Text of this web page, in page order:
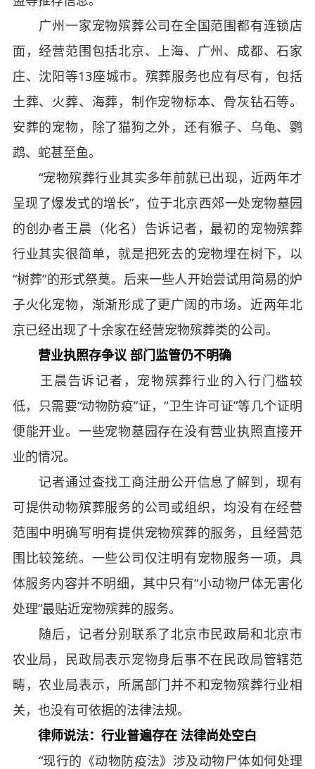
广州一家宠物殡葬公司在全国范围都有连锁店
面，经营范围包括北京、上海、广州、成都、石家
庄、沈阳等13座城市。殡葬服务也应有尽有，包括
土葬、火葬、海葬，制作宠物标本、骨灰钻石等。
安葬的宠物，除了猫狗之外，还有猴子、乌龟、鹦
鹉、蛇甚至鱼。
“宠物殡葬行业其实多年前就已出现，近两年才
呈现了爆发式的增长”，位于北京西郊一处宠物墓园
的创办者王晨（化名）告诉记者，最初的宠物殡葬
行业其实很简单，就是把死去的宠物埋在树下，以
“树葬”的形式祭奠。后来一些人开始尝试用简易的炉
子火化宠物，渐渐形成了更广阔的市场。近两年北
京已经出现了十余家在经营宠物殡葬类的公司。
营业执照存争议 部门监管仍不明确
王晨告诉记者，宠物殡葬行业的入行门槛较
低，只需要“动物防疫”证，“卫生许可证”等几个证明
便能开业。一些宠物墓园存在没有营业执照直接开
业的情况。
记者通过查找工商注册公开信息了解到，现有
可提供动物殡葬服务的公司或组织，均没有在经营
范围中明确写明有提供宠物殡葬的服务，且经营范
围比较笼统。一些公司仅注明有宠物服务一项，具
体服务内容并不明细，其中只有“小动物尸体无害化
处理”最贴近宠物殡葬的服务。
随后，记者分别联系了北京市民政局和北京市
农业局，民政局表示宠物身后事不在民政局管辖范
畴，农业局表示，所属部门并不和宠物殡葬行业相
关，也没有可依据的法律法规。
律师说法：行业普遍存在 法律尚处空白
“现行的《动物防疫法》涉及动物尸体如何处理